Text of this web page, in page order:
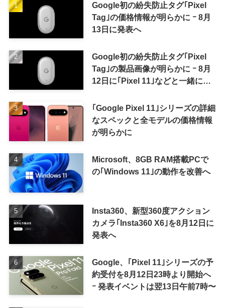
Google初の紛失防止タグ｢Pixel
Tag｣の価格情報が明らかに ｰ 8月
13日に発表へ
Google初の紛失防止タグ｢Pixel
Tag｣の製品画像が明らかに ｰ 8月
12日に｢Pixel 11｣などと一緒に発
｢Google Pixel 11｣シリーズの詳細
なスペックと全モデルの価格情報
が明らかに
Microsoft、8GB RAM搭載PCで
の｢Windows 11｣の動作を改善へ
Insta360、新型360度アクション
カメラ｢Insta360 X6｣を8月12日に
発表へ
Google、｢Pixel 11｣シリーズの予
約受付を8月12日23時より開始へ
ｰ 発表イベントは翌13日午前7時〜